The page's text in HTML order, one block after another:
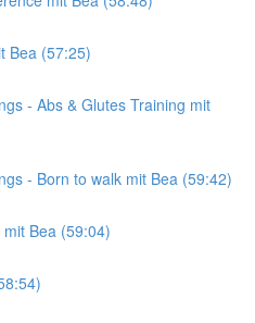
Bea (57:25)
- Abs & Glutes Training mit
- Born to walk mit Bea (59:42)
Bea (59:04)